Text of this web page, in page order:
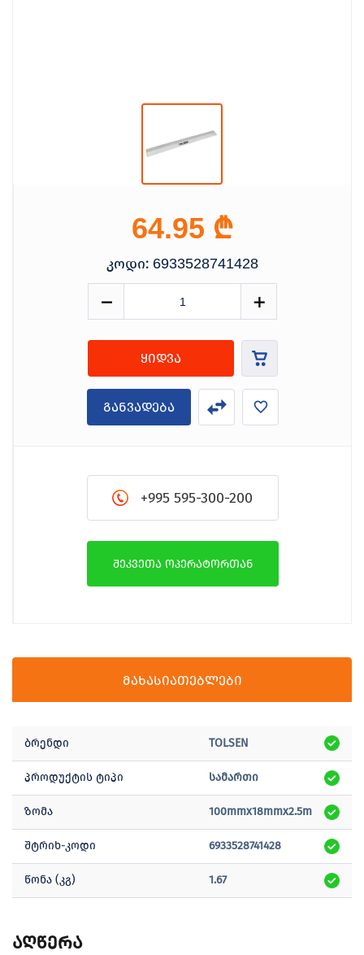
64.95 ₾
კოდი: 6933528741428
ყიდვა
განვადება
+995 595-300-200
შეკვეთა ოპერატორთან
მახასიათებლები
ბრენდი TOLSEN
პროდუქტის ტიპი სამართი
ზომა 100mmx18mmx2.5m
შტრიხ-კოდი 6933528741428
წონა (კგ) 1.67
აღწერა